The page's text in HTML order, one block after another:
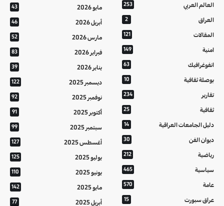
العالم العربي 253
العراق 2
المقالات 121
امنية 149
انفوغرافيك 63
بوصلة ثقافية 10
تقارير 234
ثقافية 25
دليل الجامعات العراقية 14
ديوان الفن 30
رياضية 212
سياسية 465
عامة 570
عراق سبورت 15
مايو 2026 43
أبريل 2026 46
مارس 2026 52
فبراير 2026 83
يناير 2026 39
ديسمبر 2025 122
نوفمبر 2025 92
أكتوبر 2025 91
سبتمبر 2025 99
أغسطس 2025 127
يوليو 2025 125
يونيو 2025 110
مايو 2025 142
أبريل 2025 77